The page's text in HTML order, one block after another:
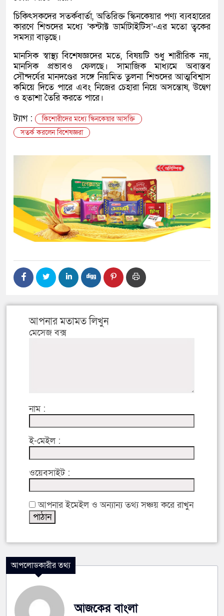
চিকিৎসকদের সতর্কবার্তা, অতিরিক্ত স্কিনকেয়ার পণ্য ব্যবহারের
কারণে শিশুদের মধ্যে ‘কন্টাক্ট ডার্মাটাইটিস’-এর মতো ত্বকের
সমস্যা বাড়ছে।
মানসিক স্বাস্থ্য বিশেষজ্ঞদের মতে, বিষয়টি শুধু শারীরিক নয়,
মানসিক প্রভাবও ফেলছে। সামাজিক মাধ্যমে অবাস্তব
সৌন্দর্যের মানদণ্ডের সঙ্গে নিয়মিত তুলনা শিশুদের আত্মবিশ্বাস
কমিয়ে দিতে পারে এবং নিজের চেহারা নিয়ে অসন্তোষ, উদ্বেগ
ও হতাশা তৈরি করতে পারে।
ট্যাগ :
কিশোরীদের মধ্যে স্কিনকেয়ার আসক্তি
সতর্ক করলেন বিশেষজ্ঞরা
আপনার মতামত লিখুন
মেসেজ বক্স
নাম :
ই-মেইল :
ওয়েবসাইট :
আপনার ইমেইল ও অন্যান্য তথ্য সঞ্চয় করে রাখুন
আপলোডকারীর তথ্য
আজকের বাংলা